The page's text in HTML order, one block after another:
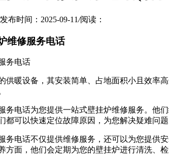
发布时间：2025-09-11/阅读：
维修服务电话
务电话
供暖设备，其安装简单、占地面积小且效率
务电话为您提供一站式壁挂炉维修服务。他
都可以快速定位故障原因，为您解决疑难问题
务电话不仅提供维修服务，还可以为您提供
方面，他们会定期为您的壁挂炉进行清洗、